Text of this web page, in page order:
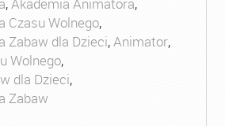
,Akademia Animatora,
Czasu Wolnego,
Zabaw dla Dzieci,Animator,
Wolnego,
dla Dzieci,
Zabaw